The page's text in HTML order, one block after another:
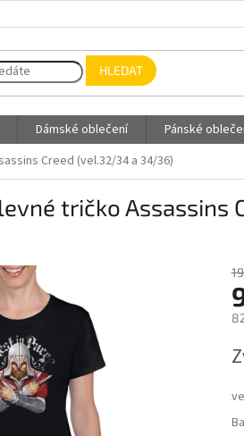
HLEDAT
Dámské oblečení Pánské
Creed (vel.32/34 a 34/36)
tričko Assassins